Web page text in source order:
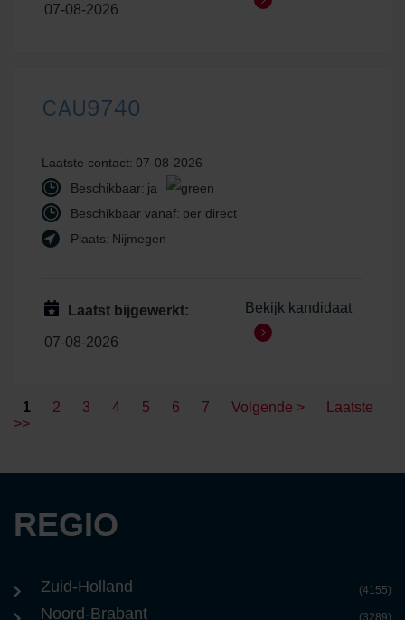
07-08-2026
CAU9740
Laatste contact: 07-08-2026
Beschikbaar: ja
Beschikbaar vanaf: per direct
Plaats: Nijmegen
Laatst bijgewerkt:
07-08-2026
Bekijk kandidaat
1 2 3 4 5 6 7 Volgende >
Laatste
>>
REGIO
Zuid-Holland (4155)
Noord-Brabant (3289)